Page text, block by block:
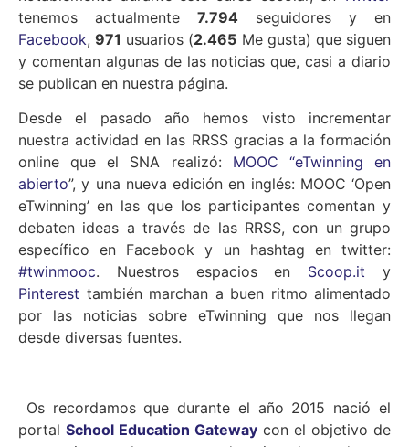
tenemos actualmente 7.794 seguidores y en
Facebook,971 usuarios (2.465 Me gusta) que siguen
y comentan algunas de las noticias que, casi a diario
se publican en nuestra página.
Desde el pasado año hemos visto incrementar
nuestra actividad en las RRSS gracias a la formación
online que el SNA realizó: MOOC “eTwinning en
abierto”, y una nueva edición en inglés: MOOC ‘Open
eTwinning’ en las que los participantes comentan y
debaten ideas a través de las RRSS, con un grupo
específico en Facebook y un hashtag en twitter:
#twinmooc. Nuestros espacios en Scoop.it y
Pinterest también marchan a buen ritmo alimentado
por las noticias sobre eTwinning que nos llegan
desde diversas fuentes.
Os recordamos que durante el año 2015 nació el
portal School Education Gateway con el objetivo de